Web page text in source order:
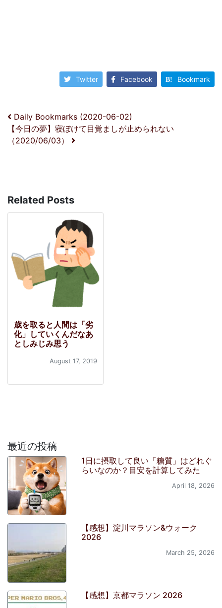
Twitter Facebook Bookmark
投稿ナビゲーション
Daily Bookmarks (2020-06-02)
【今日の夢】寝ぼけて目覚ましが止められない
（2020/06/03）
Related Posts
歳を取ると人間は「劣
化」していくんだなあ
としみじみ思う
August 17, 2019
最近の投稿
1日に摂取して良い「糖質」はどれぐ
らいなのか？目安を計算してみた
April 18, 2026
【感想】淀川マラソン&ウォーク
2026
March 25, 2026
【感想】京都マラソン 2026